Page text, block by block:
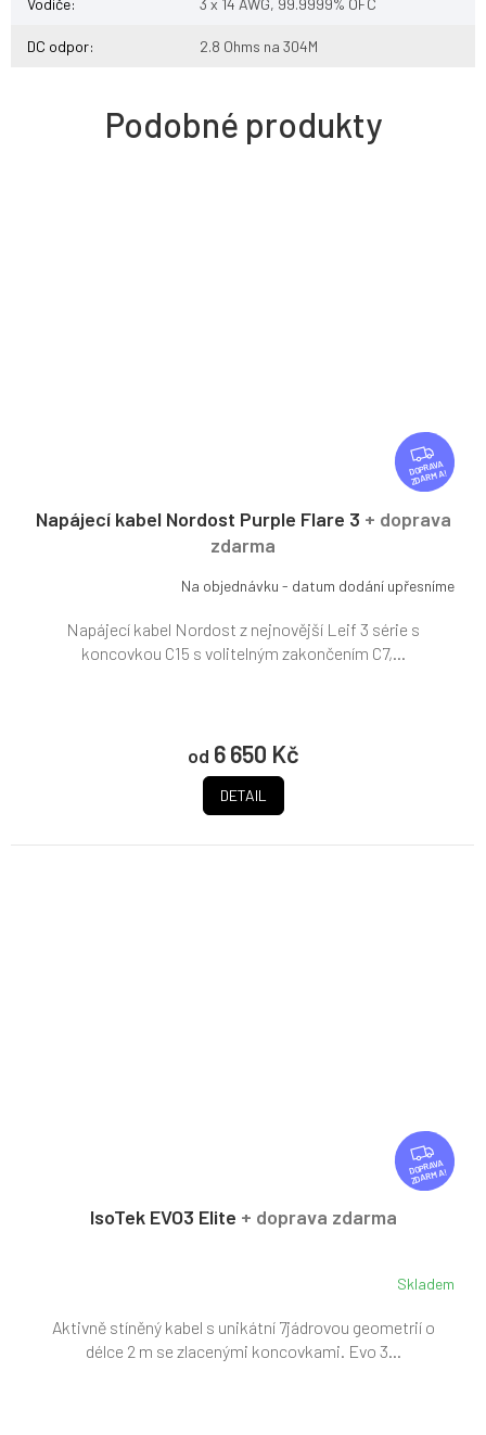
DC odpor: 2.8 Ohms na 304M
Z
D
A
R
ZDARMA
Napájecí kabel Nordost Purple Flare 3 + doprava
zdarma
Na objednávku - datum dodání upřesníme
od 6 650 Kč
DETAIL
Napájecí kabel Nordost z nejnovější Leif 3 série s
koncovkou C15 s volitelným zakončením C7,...
Z
D
A
ZDARMA
IsoTek EVO3 Elite + doprava zdarma
Skladem
Aktivně stíněný kabel s unikátní 7jádrovou geometrií o
délce 2 m se zlacenými koncovkami. Evo 3...